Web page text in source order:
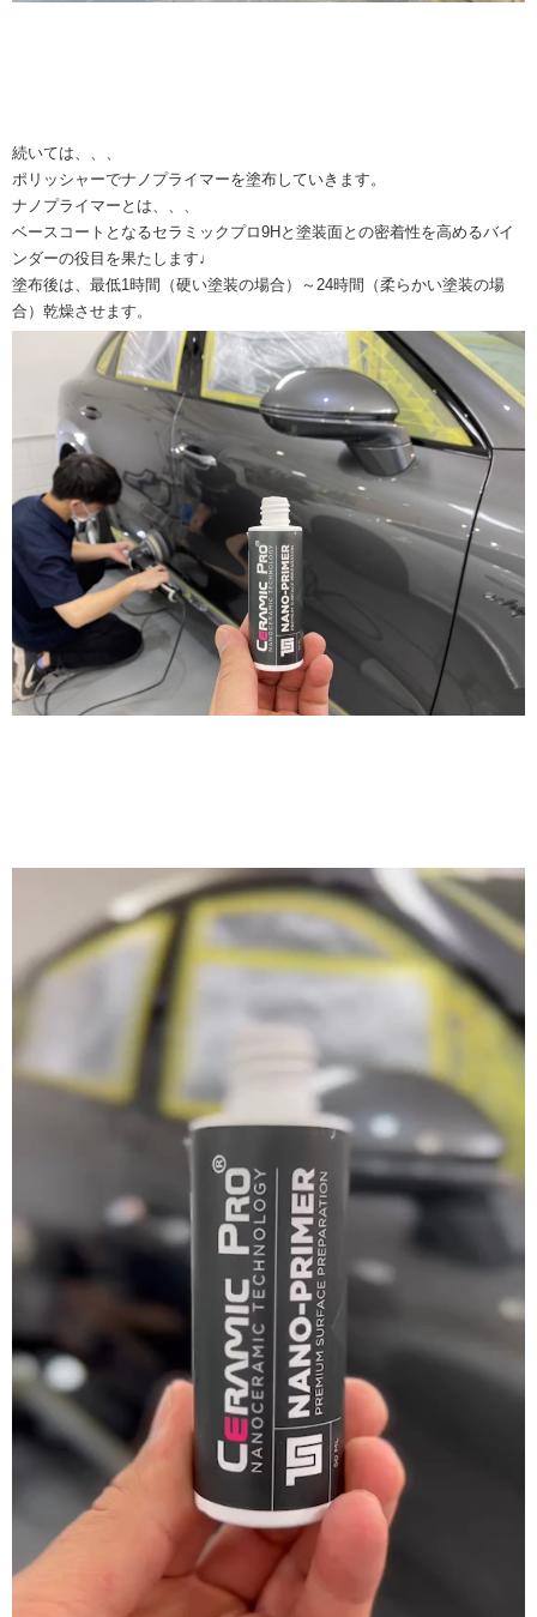
続いては、、、
ポリッシャーでナノプライマーを塗布していきます。
ナノプライマーとは、、、
ベースコートとなるセラミックプロ9Hと塗装面との密着性を高めるバイ
ンダーの役目を果たします♩
塗布後は、最低1時間（硬い塗装の場合）～24時間（柔らかい塗装の場
合）乾燥させます。